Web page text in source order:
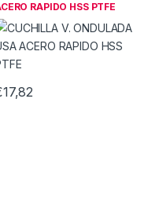
RAPIDO HSS PTFE
17,82